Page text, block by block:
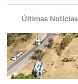
Últimas Notícias